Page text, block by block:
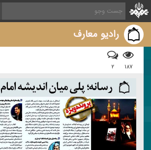
رادیو معارف
۱۸۷ ۲